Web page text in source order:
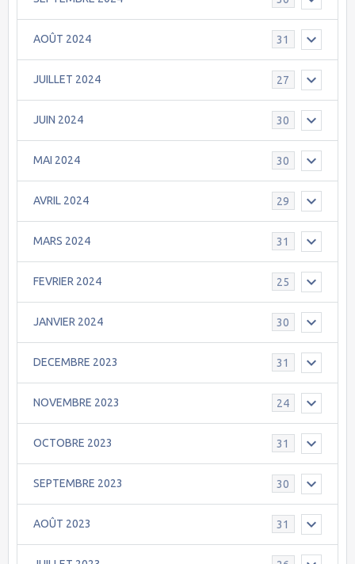
AOÛT 2024 31
JUILLET 2024 27
JUIN 2024 30
MAI 2024 30
AVRIL 2024 29
MARS 2024 31
FEVRIER 2024 25
JANVIER 2024 30
DECEMBRE 2023 31
NOVEMBRE 2023 24
OCTOBRE 2023 31
SEPTEMBRE 2023 30
AOÛT 2023 31